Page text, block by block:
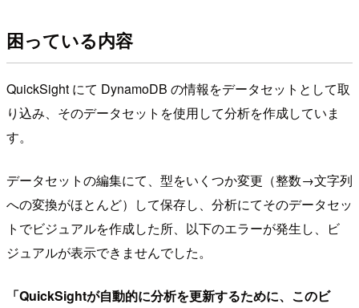
困っている内容
QuickSight にて DynamoDB の情報をデータセットとして取
り込み、そのデータセットを使用して分析を作成していま
す。
データセットの編集にて、型をいくつか変更（整数→文字列
への変換がほとんど）して保存し、分析にてそのデータセッ
トでビジュアルを作成した所、以下のエラーが発生し、ビ
ジュアルが表示できませんでした。
「QuickSightが自動的に分析を更新するために、このビ